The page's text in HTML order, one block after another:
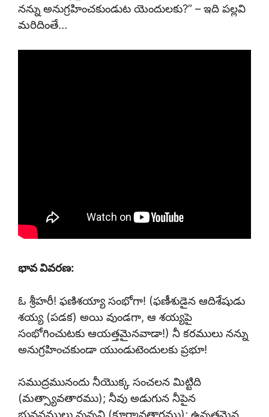
నన్ను అనుగ్రహించకుండుట యెందులకు?” – ఇది పల్లవి
మరిదింతే…
భావ వివరణ:
ఓ శ్రీహరీ! ఫణిశయ్యా సంభోగా! (ఫణీశుడైన ఆదిశేషుడు
శయ్య (పడక) అయి వుండగా, ఆ శయ్యపై
సంభోగించుటకు ఆయత్తమైనవాడా!) నీ కరములు నన్ను
అనుగ్రహించకుండా యుండుటెందులకు ప్రభూ!
సముద్రమునందు నీయొక్క సంచలన మిట్టిది
(మత్స్యావతారము); నీవు అడుగున నీపైన
భువనములు వున్నవి (కూర్మావతారము); ఉన్నతమైన